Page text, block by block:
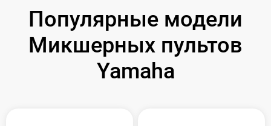
Популярные модели
Микшерных пультов
Yamaha